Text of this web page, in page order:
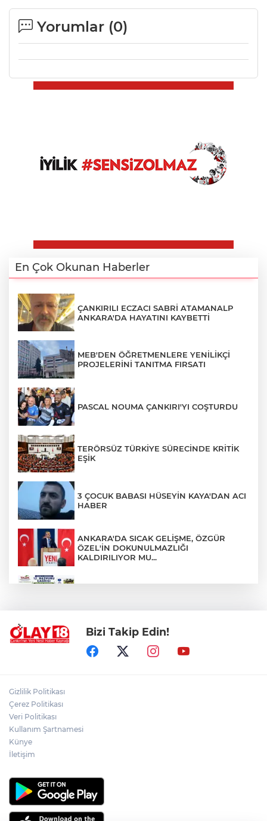
Yorumlar (0)
En Çok Okunan Haberler
ÇANKIRILI ECZACI SABRİ ATAMANALP
ANKARA'DA HAYATINI KAYBETTİ
MEB'DEN ÖĞRETMENLERE YENİLİKÇİ
PROJELERİNİ TANITMA FIRSATI
PASCAL NOUMA ÇANKIRI'YI COŞTURDU
TERÖRSÜZ TÜRKİYE SÜRECİNDE KRİTİK
EŞİK
3 ÇOCUK BABASI HÜSEYİN KAYA'DAN ACI
HABER
ANKARA'DA SICAK GELİŞME, ÖZGÜR
ÖZEL'İN DOKUNULMAZLIĞI
KALDIRILIYOR MU...
EMEKLİ YAKININI KAYBEDENLER, DİKKAT
ÇANKIRI'DA 100 KM.LİK ASFALT
Bizi Takip Edin!
Gizlilik Politikası
Çerez Politikası
Veri Politikası
Kullanım Şartnamesi
Künye
İletişim